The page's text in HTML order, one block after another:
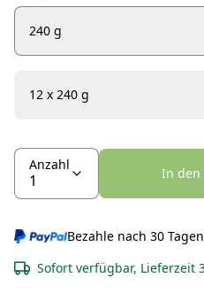
240 g
12 x 240 g
Anzahl
In den
Bezahle nach 30
Sofort verfügbar, Lieferzeit